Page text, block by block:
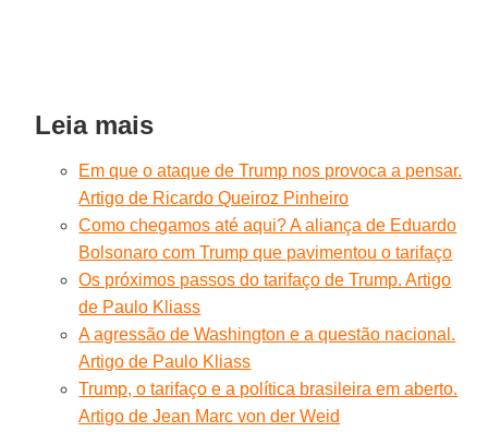
Leia mais
Em que o ataque de Trump nos provoca a pensar.
Artigo de Ricardo Queiroz Pinheiro
Como chegamos até aqui? A aliança de Eduardo
Bolsonaro com Trump que pavimentou o tarifaço
Os próximos passos do tarifaço de Trump. Artigo
de Paulo Kliass
A agressão de Washington e a questão nacional.
Artigo de Paulo Kliass
Trump, o tarifaço e a política brasileira em aberto.
Artigo de Jean Marc von der Weid